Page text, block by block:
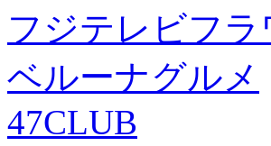
フジテレビフ
ベルーナグルメ
47CLUB